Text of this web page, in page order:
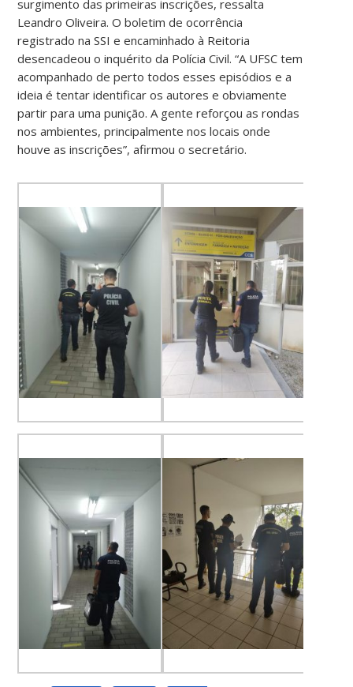
surgimento das primeiras inscrições, ressalta
Leandro Oliveira. O boletim de ocorrência
registrado na SSI e encaminhado à Reitoria
desencadeou o inquérito da Polícia Civil. “A UFSC tem
acompanhado de perto todos esses episódios e a
ideia é tentar identificar os autores e obviamente
partir para uma punição. A gente reforçou as rondas
nos ambientes, principalmente nos locais onde
houve as inscrições”, afirmou o secretário.